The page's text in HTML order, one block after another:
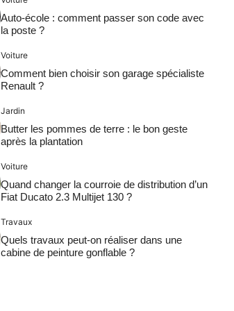
Auto-école : comment passer son code avec
la poste ?
Voiture
Comment bien choisir son garage spécialiste
Renault ?
Jardin
Butter les pommes de terre : le bon geste
après la plantation
Voiture
Quand changer la courroie de distribution d’un
Fiat Ducato 2.3 Multijet 130 ?
Travaux
Quels travaux peut-on réaliser dans une
cabine de peinture gonflable ?